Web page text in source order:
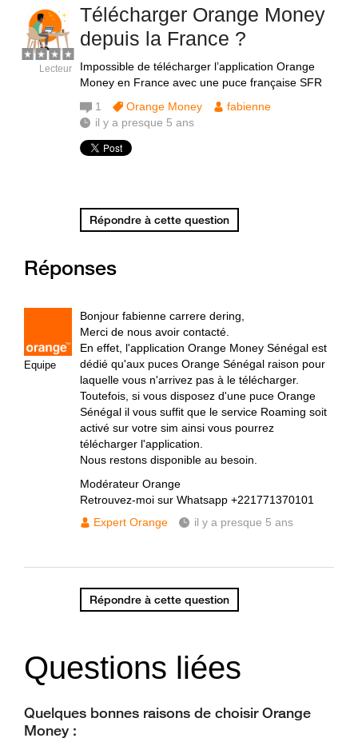
Télécharger Orange Money
depuis la France ?
Impossible de télécharger l’application Orange
Money en France avec une puce française SFR
Lecteur
1 Orange Money
fabienne
il y a presque 5 ans
Répondre à cette question
Réponses
Equipe
Bonjour fabienne carrere dering,
Merci de nous avoir contacté.
En effet, l'application Orange Money Sénégal est
dédié qu'aux puces Orange Sénégal raison pour
laquelle vous n'arrivez pas à le télécharger.
Toutefois, si vous disposez d'une puce Orange
Sénégal il vous suffit que le service Roaming soit
activé sur votre sim ainsi vous pourrez
télécharger l'application.
Nous restons disponible au besoin.
Modérateur Orange
Retrouvez-moi sur Whatsapp +221771370101
Expert Orange
il y a presque 5 ans
Répondre à cette question
Questions liées
Quelques bonnes raisons de choisir Orange
Money :